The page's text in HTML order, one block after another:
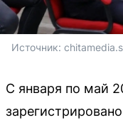
Источник:
С января по май